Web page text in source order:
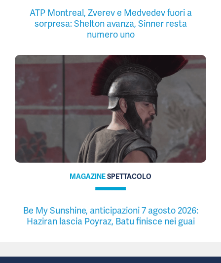
ATP Montreal, Zverev e Medvedev fuori a
sorpresa: Shelton avanza, Sinner resta
numero uno
MAGAZINESPETTACOLO
Be My Sunshine, anticipazioni 7 agosto 2026:
Haziran lascia Poyraz, Batu finisce nei guai